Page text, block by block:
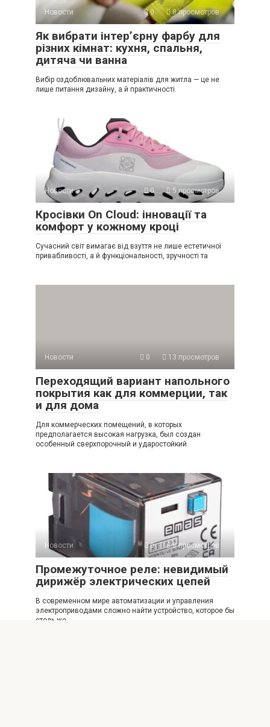
Новости 0 8 просмотров
Як вибрати інтер’єрну фарбу для
різних кімнат: кухня, спальня,
дитяча чи ванна
Вибір оздоблювальних матеріалів для житла — це не
лише питання дизайну, а й практичності.
Новости 0 5 просмотров
Кросівки On Cloud: інновації та
комфорт у кожному кроці
Сучасний світ вимагає від взуття не лише естетичної
привабливості, а й функціональності, зручності та
Новости 0 13 просмотров
Переходящий вариант напольного
покрытия как для коммерции, так
и для дома
Для коммерческих помещений, в которых
предполагается высокая нагрузка, был создан
особенный сверхпорочный и ударостойкий
Новости 0 8 просмотров
Промежуточное реле: невидимый
дирижёр электрических цепей
В современном мире автоматизации и управления
электроприводами сложно найти устройство, которое бы
столь же